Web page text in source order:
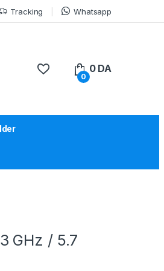
Tracking Whatsapp
0
0DA
GHz / 5.7